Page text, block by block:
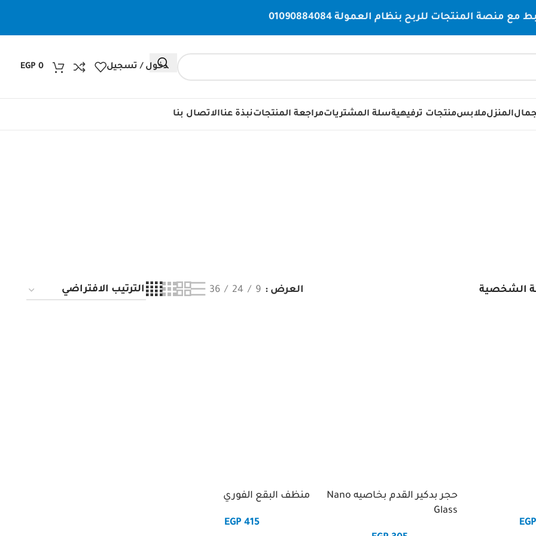
المنتجات للربح بنظام العمولة 01090884084
دخول / تسجيل EGP 0
المنزلملابسمنتجات ترفيهيةسلة المشترياتمراجعة المنتجاتنبذة عناالاتصال بنا
الشخصية العرض 9
24
36
EGP
حجر بدكير القدم بخاصيه Nano
Glass
منظف البقع الفوري
EGP 415